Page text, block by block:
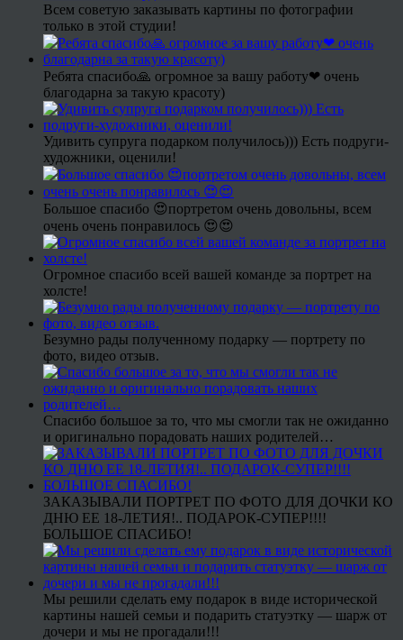
Всем советую заказывать картины по фотографии
только в этой студии!
Ребята спасибо🙏 огромное за вашу работу❤ очень
благодарна за такую красоту)
Удивить супруга подарком получилось))) Есть подруги-
художники, оценили!
Большое спасибо 😍портретом очень довольны, всем
очень очень понравилось 😍😍
Огромное спасибо всей вашей команде за портрет на
холсте!
Безумно рады полученному подарку — портрету по
фото, видео отзыв.
Спасибо большое за то, что мы смогли так не ожиданно
и оригинально порадовать наших родителей…
ЗАКАЗЫВАЛИ ПОРТРЕТ ПО ФОТО ДЛЯ ДОЧКИ КО
ДНЮ ЕЕ 18-ЛЕТИЯ!.. ПОДАРОК-СУПЕР!!!!
БОЛЬШОЕ СПАСИБО!
Мы решили сделать ему подарок в виде исторической
картины нашей семьи и подарить статуэтку — шарж от
дочери и мы не прогадали!!!